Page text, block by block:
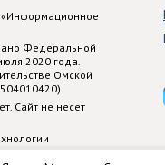
«Информационное
Федеральной
2020 года.
Омской
Сайт не несет
к предпочтениям